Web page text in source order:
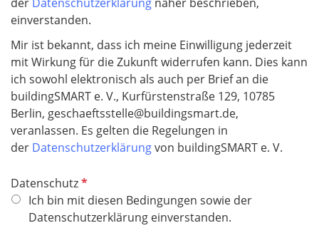
einverstanden.
Mir ist bekannt, dass ich meine Einwilligung jederzeit
mit Wirkung für die Zukunft widerrufen kann. Dies kann
ich sowohl elektronisch als auch per Brief an die
buildingSMART e. V., Kurfürstenstraße 129, 10785
Berlin, geschaeftsstelle@buildingsmart.de,
veranlassen. Es gelten die Regelungen in
der Datenschutzerklärungvon buildingSMART e. V.
DatenschutzP
f
l
Ich bin mit diesen Bedingungen sowie der
Datenschutzerklärung einverstanden.